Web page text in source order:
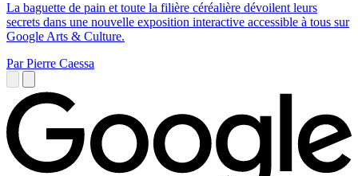
La baguette de pain et toute la filière céréalière dévoilent leurs
secrets dans une nouvelle exposition interactive accessible à tous sur
Google Arts & Culture.
Par Pierre Caessa